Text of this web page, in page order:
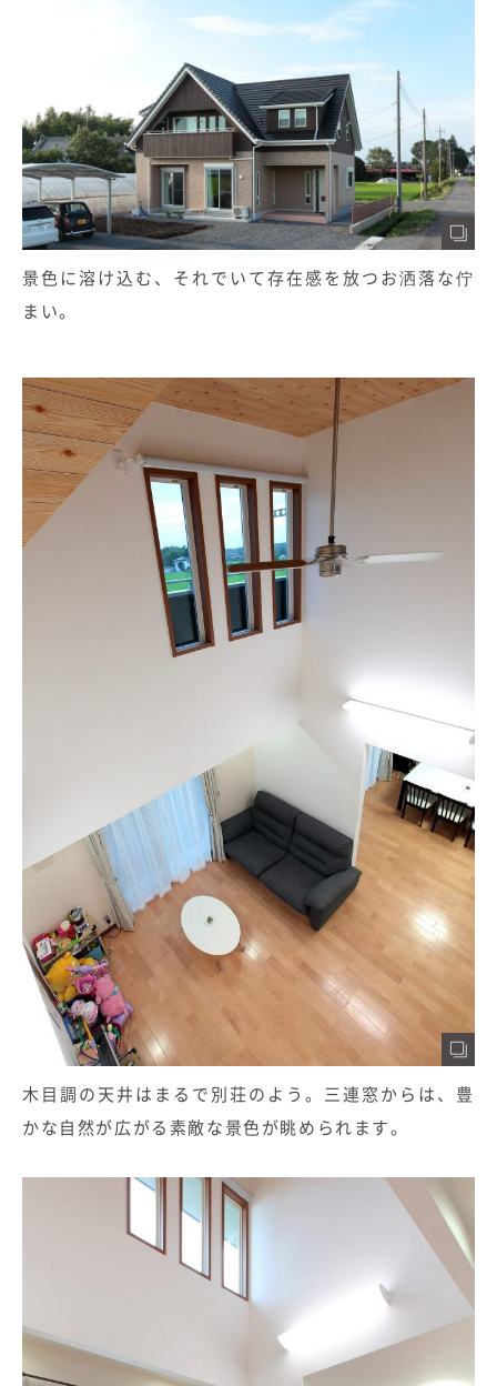
景色に溶け込む、それでいて存在感を放つお洒落な佇
まい。
木目調の天井はまるで別荘のよう。三連窓からは、豊
かな自然が広がる素敵な景色が眺められます。